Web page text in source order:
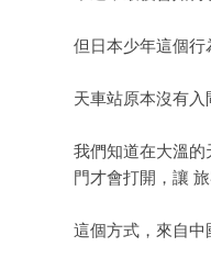
但日本少年這個行
天車站原本沒有入
我們知道在大溫的
門才會打開，讓 旅
這個方式，來自中